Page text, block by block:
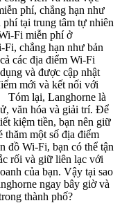
phí, chẳng hạn như
tại trung tâm tự nhiên
Fi miễn phí ở
Fi, chẳng hạn như bản
các địa điểm Wi-Fi
và được cập nhật
mới và kết nối với
Tóm lại, Langhorne là
văn hóa và giải trí. Để
kiệm tiền, bạn nên giữ
một số địa điểm
đồ Wi-Fi, bạn có thể tận
rối và giữ liên lạc với
của bạn. Vậy tại sao
ngay bây giờ và
thành phố?